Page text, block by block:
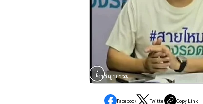
อาชญากรรม
Facebook Twitter Copy Link